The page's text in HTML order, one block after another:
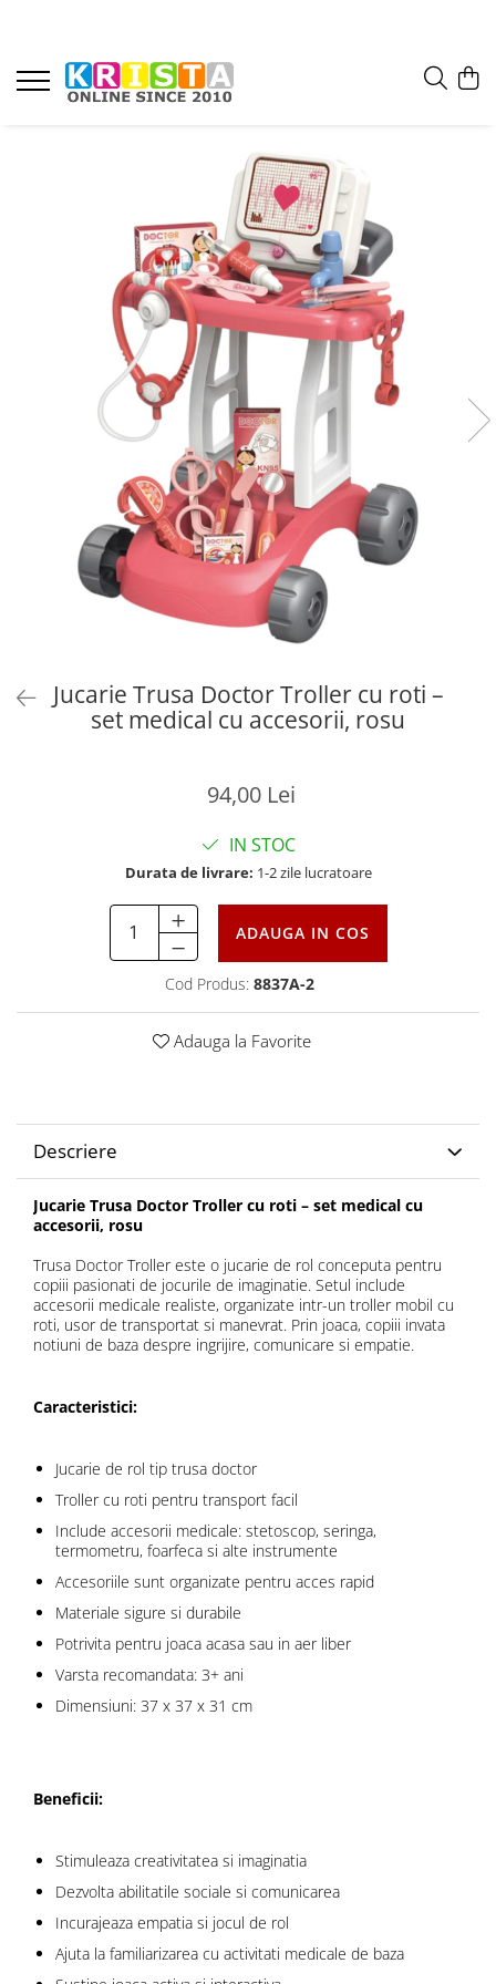
Jucarie Trusa Doctor Troller cu roti –
set medical cu accesorii, rosu
94,00 Lei
IN STOC
Durata de livrare: 1-2 zile lucratoare
ADAUGA IN COS
Cod Produs: 8837A-2
Adauga la Favorite
Descriere
Jucarie Trusa Doctor Troller cu roti – set medical cu
accesorii, rosu
Trusa Doctor Troller este o jucarie de rol conceputa pentru
copiii pasionati de jocurile de imaginatie. Setul include
accesorii medicale realiste, organizate intr-un troller mobil cu
roti, usor de transportat si manevrat. Prin joaca, copiii invata
notiuni de baza despre ingrijire, comunicare si empatie.
Caracteristici:
Jucarie de rol tip trusa doctor
Troller cu roti pentru transport facil
Include accesorii medicale: stetoscop, seringa,
termometru, foarfeca si alte instrumente
Accesoriile sunt organizate pentru acces rapid
Materiale sigure si durabile
Potrivita pentru joaca acasa sau in aer liber
Varsta recomandata: 3+ ani
Dimensiuni: 37 x 37 x 31 cm
Beneficii:
Stimuleaza creativitatea si imaginatia
Dezvolta abilitatile sociale si comunicarea
Incurajeaza empatia si jocul de rol
Ajuta la familiarizarea cu activitati medicale de baza